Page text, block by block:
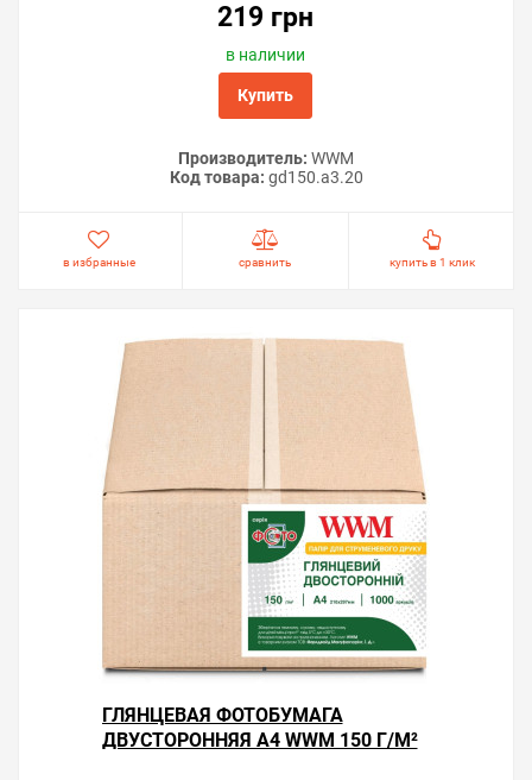
219 грн
в наличии
Купить
Производитель: WWM
Код товара: gd150.a3.20
в избранные сравнить купить в 1 клик
ГЛЯНЦЕВАЯ ФОТОБУМАГА
ДВУСТОРОННЯЯ А4 WWM 150 Г/М²